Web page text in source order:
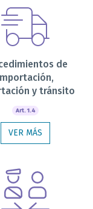
de
y tránsito
Art. 1.4
VER MÁS